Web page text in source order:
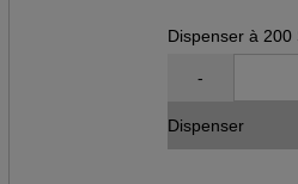
Dispenser à 200
-
Dispenser